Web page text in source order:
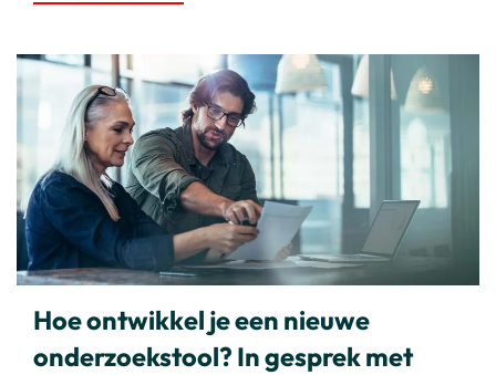
Hoe ontwikkel je een nieuwe
onderzoekstool? In gesprek met